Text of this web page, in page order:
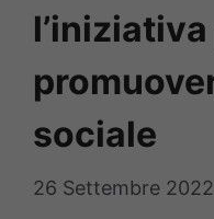
sociale
26 Settembre 2022